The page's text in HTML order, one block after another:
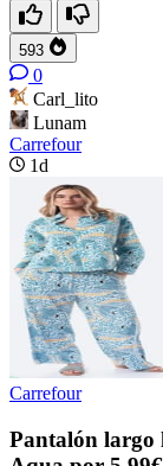
593
0
Carl_lito
Lunam
Carrefour
1d
Carrefour
Pantalón largo